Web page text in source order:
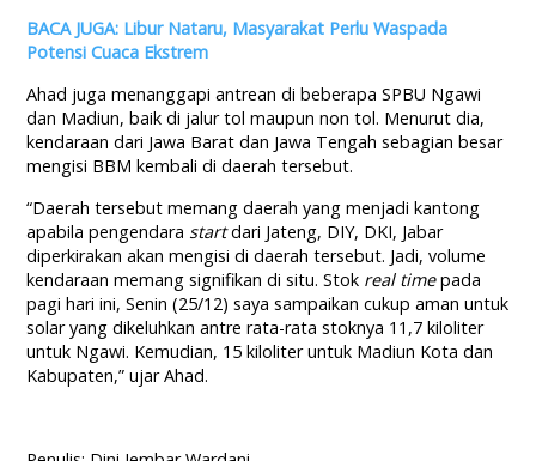
BACA JUGA: Libur Nataru, Masyarakat Perlu Waspada
Potensi Cuaca Ekstrem
Ahad juga menanggapi antrean di beberapa SPBU Ngawi
dan Madiun, baik di jalur tol maupun non tol. Menurut dia,
kendaraan dari Jawa Barat dan Jawa Tengah sebagian besar
mengisi BBM kembali di daerah tersebut.
“Daerah tersebut memang daerah yang menjadi kantong
apabila pengendara startdari Jateng, DIY, DKI, Jabar
diperkirakan akan mengisi di daerah tersebut. Jadi, volume
kendaraan memang signifikan di situ. Stok real timepada
pagi hari ini, Senin (25/12) saya sampaikan cukup aman untuk
solar yang dikeluhkan antre rata-rata stoknya 11,7 kiloliter
untuk Ngawi. Kemudian, 15 kiloliter untuk Madiun Kota dan
Kabupaten,” ujar Ahad.